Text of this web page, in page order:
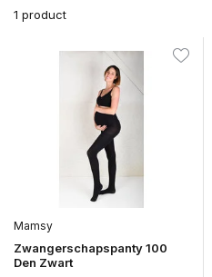
1 product
Mamsy
Zwangerschapspanty 100
Den Zwart